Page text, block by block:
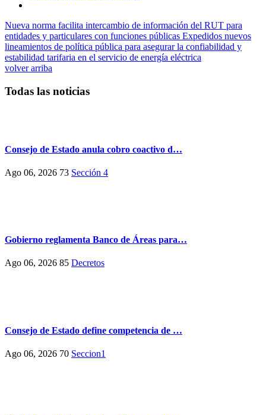
Nueva norma facilita intercambio de información del RUT para
entidades y particulares con funciones públicas Expedidos nuevos
lineamientos de política pública para asegurar la confiabilidad y
estabilidad tarifaria en el servicio de energía eléctrica
volver arriba
Todas las noticias
Consejo de Estado anula cobro coactivo d…
Ago 06, 2026 73 Sección 4
Gobierno reglamenta Banco de Áreas para…
Ago 06, 2026 85 Decretos
Consejo de Estado define competencia de …
Ago 06, 2026 70 Seccion1